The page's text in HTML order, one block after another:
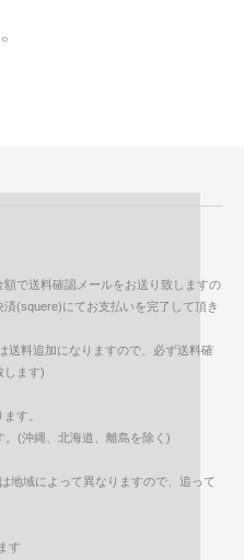
で送料確認メールをお送り致しますの
(squere)にてお支払いを完了して頂き
送料追加になりますので、必ず送料確
します)
す。
(沖縄、北海道、離島を除く)
地域によって異なりますので、追って
す